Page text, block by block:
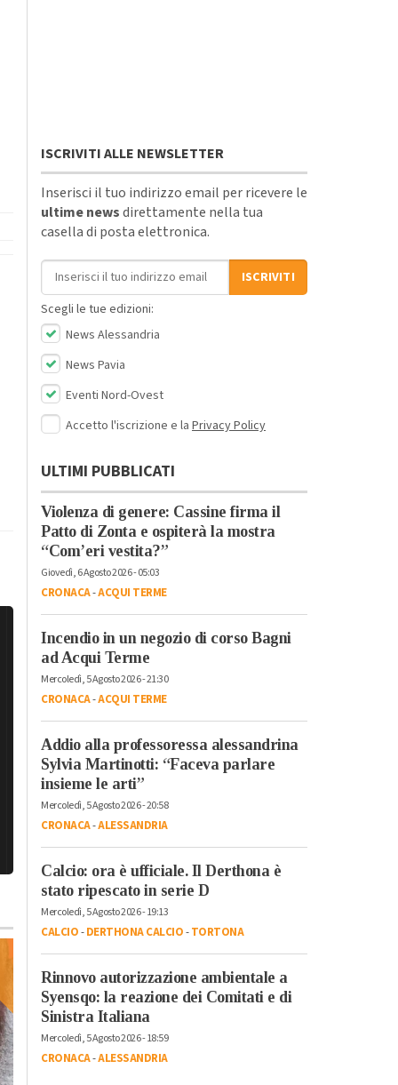
ISCRIVITI ALLE NEWSLETTER
Inserisci il tuo indirizzo email per ricevere le
ultime newsdirettamente nella tua
casella di posta elettronica.
Indirizzo email
ISCRIVITI
Scegli le tue edizioni:
News Alessandria
News Pavia
Eventi Nord-Ovest
Accetto l'iscrizione e la Privacy Policy
ULTIMI PUBBLICATI
Violenza di genere: Cassine firma il
Patto di Zonta e ospiterà la mostra
“Com’eri vestita?”
Giovedì, 6 Agosto 2026 - 05:03
CRONACA-ACQUI TERME
Incendio in un negozio di corso Bagni
ad Acqui Terme
Mercoledì, 5 Agosto 2026 - 21:30
CRONACA-ACQUI TERME
Addio alla professoressa alessandrina
Sylvia Martinotti: “Faceva parlare
insieme le arti”
Mercoledì, 5 Agosto 2026 - 20:58
CRONACA-ALESSANDRIA
Calcio: ora è ufficiale. Il Derthona è
stato ripescato in serie D
Mercoledì, 5 Agosto 2026 - 19:13
CALCIO-DERTHONA CALCIO-TORTONA
Rinnovo autorizzazione ambientale a
Syensqo: la reazione dei Comitati e di
Sinistra Italiana
Mercoledì, 5 Agosto 2026 - 18:59
CRONACA-ALESSANDRIA